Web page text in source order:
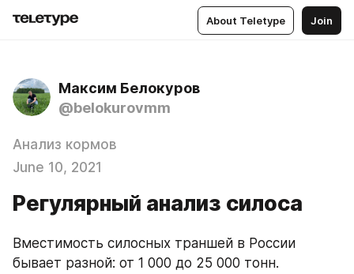
About Teletype Join
Максим Белокуров
@belokurovmm
Анализ кормов
June 10, 2021
Регулярный анализ силоса
Вместимость силосных траншей в России
бывает разной: от 1 000 до 25 000 тонн.